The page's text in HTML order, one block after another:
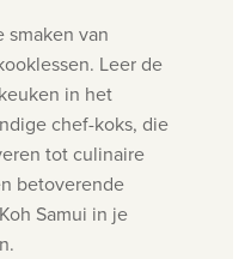
van
Leer de
keuken in het
chef-koks, die
tot culinaire
betoverende
Samui in je